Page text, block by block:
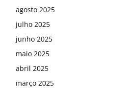
agosto 2025
julho 2025
junho 2025
maio 2025
abril 2025
março 2025